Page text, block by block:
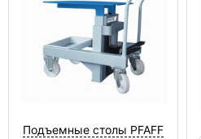
Подъемные столы PFAFF